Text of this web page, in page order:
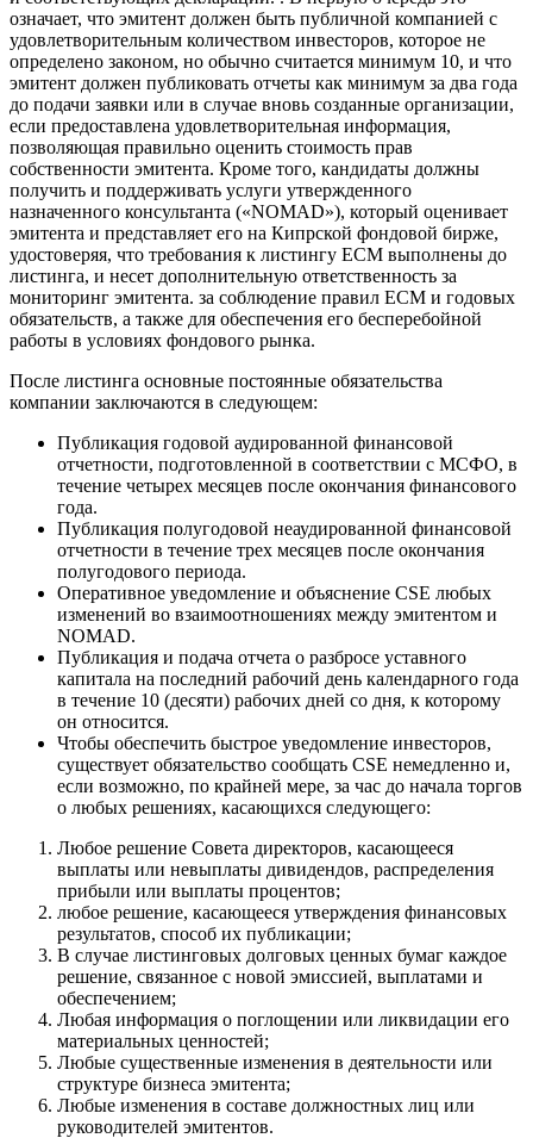
означает, что эмитент должен быть публичной компанией с
удовлетворительным количеством инвесторов, которое не
определено законом, но обычно считается минимум 10, и что
эмитент должен публиковать отчеты как минимум за два года
до подачи заявки или в случае вновь созданные организации,
если предоставлена удовлетворительная информация,
позволяющая правильно оценить стоимость прав
собственности эмитента. Кроме того, кандидаты должны
получить и поддерживать услуги утвержденного
назначенного консультанта («NOMAD»), который оценивает
эмитента и представляет его на Кипрской фондовой бирже,
удостоверяя, что требования к листингу ECM выполнены до
листинга, и несет дополнительную ответственность за
мониторинг эмитента. за соблюдение правил ECM и годовых
обязательств, а также для обеспечения его бесперебойной
работы в условиях фондового рынка.
После листинга основные постоянные обязательства
компании заключаются в следующем:
Публикация годовой аудированной финансовой
отчетности, подготовленной в соответствии с МСФО, в
течение четырех месяцев после окончания финансового
года.
Публикация полугодовой неаудированной финансовой
отчетности в течение трех месяцев после окончания
полугодового периода.
Оперативное уведомление и объяснение CSE любых
изменений во взаимоотношениях между эмитентом и
NOMAD.
Публикация и подача отчета о разбросе уставного
капитала на последний рабочий день календарного года
в течение 10 (десяти) рабочих дней со дня, к которому
он относится.
Чтобы обеспечить быстрое уведомление инвесторов,
существует обязательство сообщать CSE немедленно и,
если возможно, по крайней мере, за час до начала торгов
о любых решениях, касающихся следующего:
Любое решение Совета директоров, касающееся
выплаты или невыплаты дивидендов, распределения
прибыли или выплаты процентов;
любое решение, касающееся утверждения финансовых
результатов, способ их публикации;
В случае листинговых долговых ценных бумаг каждое
решение, связанное с новой эмиссией, выплатами и
обеспечением;
Любая информация о поглощении или ликвидации его
материальных ценностей;
Любые существенные изменения в деятельности или
структуре бизнеса эмитента;
Любые изменения в составе должностных лиц или
руководителей эмитентов.